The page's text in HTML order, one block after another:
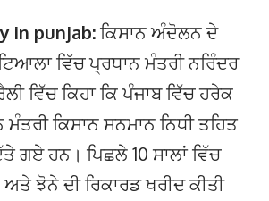
in punjab:ਕਿਸਾਨ ਅੰਦੋਲਨ ਦੇ
ਵਿੱਚ ਪ੍ਰਧਾਨ ਮੰਤਰੀ ਨਰਿੰਦਰ
ਵਿੱਚ ਕਿਹਾ ਕਿ ਪੰਜਾਬ ਵਿੱਚ ਹਰੇਕ
ਮੰਤਰੀ ਕਿਸਾਨ ਸਨਮਾਨ ਨਿਧੀ ਤਹਿਤ
ਗਏ ਹਨ। ਪਿਛਲੇ 10 ਸਾਲਾਂ ਵਿੱਚ
ਝੋਨੇ ਦੀ ਰਿਕਾਰਡ ਖਰੀਦ ਕੀਤੀ